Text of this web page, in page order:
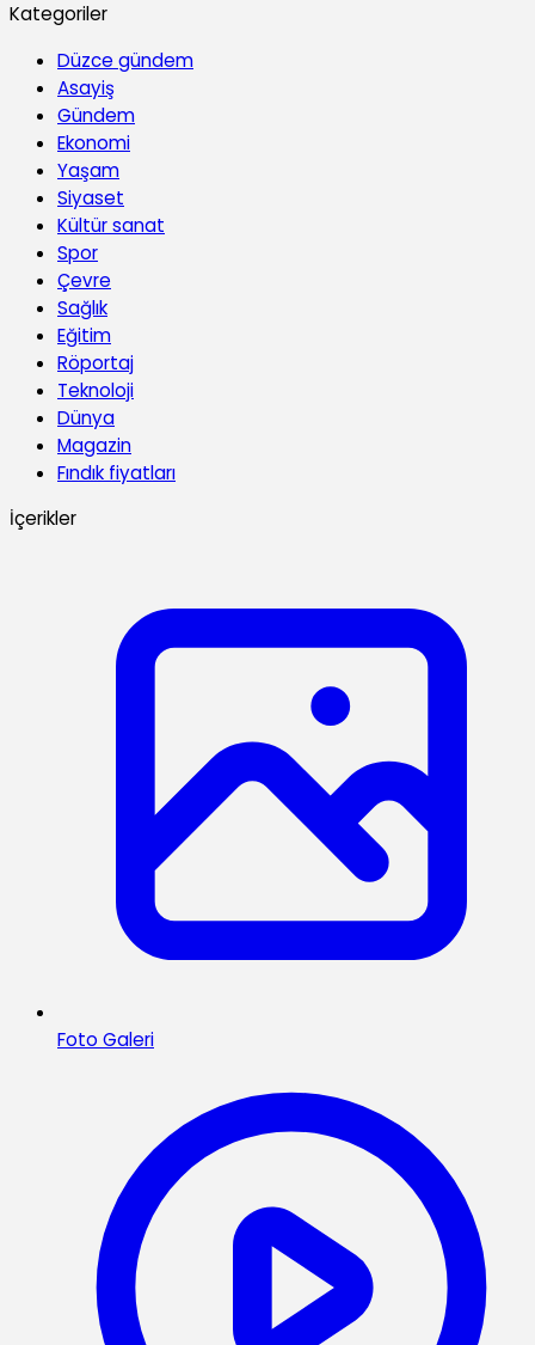
Kategoriler
Düzce gündem
Asayiş
Gündem
Ekonomi
Yaşam
Siyaset
Kültür sanat
Spor
Çevre
Sağlık
Eğitim
Röportaj
Teknoloji
Dünya
Magazin
Fındık fiyatları
İçerikler
Foto Galeri